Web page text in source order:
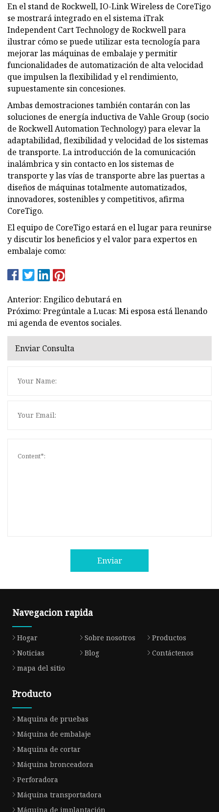
En el stand de Rockwell, IO-Link Wireless de CoreTigo
se mostrará integrado en el sistema iTrak
Independent Cart Technology de Rockwell para
ilustrar cómo se puede utilizar esta tecnología para
mejorar las máquinas de embalaje y permitir
funcionalidades de automatización de alta velocidad
que impulsen la flexibilidad y el rendimiento,
supuestamente sin concesiones.
Ambas demostraciones también contarán con las
soluciones de energía inductiva de Vahle Group (socio
de Rockwell Automation Technology) para elevar la
adaptabilidad, flexibilidad y velocidad de los sistemas
de transporte. La introducción de la comunicación
inalámbrica y sin contacto en los sistemas de
transporte y las vías de transporte abre las puertas a
diseños de máquinas totalmente automatizados,
innovadores, sostenibles y competitivos, afirma
CoreTigo.
El equipo de CoreTigo estará en el lugar para reunirse
y discutir los beneficios y el valor para expertos en
embalaje como:
Anterior: Engilico debutará en
Próximo: Pregúntale a Lucas: Mi esposa está llenando
mi agenda de eventos sociales.
Enviar Consulta
Enviar
Navegacion rapida
Hogar Sobre nosotros
Productos
Noticias
Blog
Contáctenos
mapa del sitio
Producto
Maquina de pruebas
Máquina de embalaje
Maquina de cortar
Máquina bronceadora
Perforadora
Máquina transportadora
Máquina de implantación